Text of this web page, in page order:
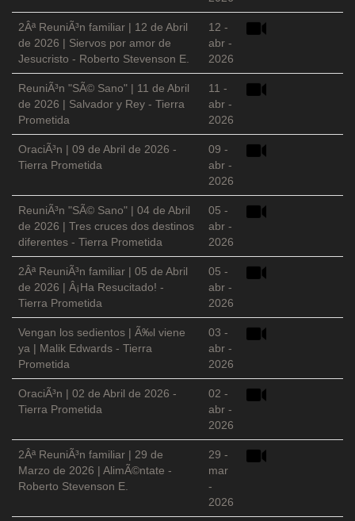
2Âª ReuniÃ³n familiar | 12 de Abril
de 2026 | Siervos por amor de
Jesucristo - Roberto Stevenson E.
12 -
abr -
2026
ReuniÃ³n "SÃ© Sano" | 11 de Abril
de 2026 | Salvador y Rey - Tierra
Prometida
11 -
abr -
2026
OraciÃ³n | 09 de Abril de 2026 -
Tierra Prometida
09 -
abr -
2026
ReuniÃ³n "SÃ© Sano" | 04 de Abril
de 2026 | Tres cruces dos destinos
diferentes - Tierra Prometida
05 -
abr -
2026
2Âª ReuniÃ³n familiar | 05 de Abril
de 2026 | Â¡Ha Resucitado! -
Tierra Prometida
05 -
abr -
2026
Vengan los sedientos | Ã‰l viene
ya | Malik Edwards - Tierra
Prometida
03 -
abr -
2026
OraciÃ³n | 02 de Abril de 2026 -
Tierra Prometida
02 -
abr -
2026
2Âª ReuniÃ³n familiar | 29 de
Marzo de 2026 | AlimÃ©ntate -
Roberto Stevenson E.
29 -
mar
-
2026